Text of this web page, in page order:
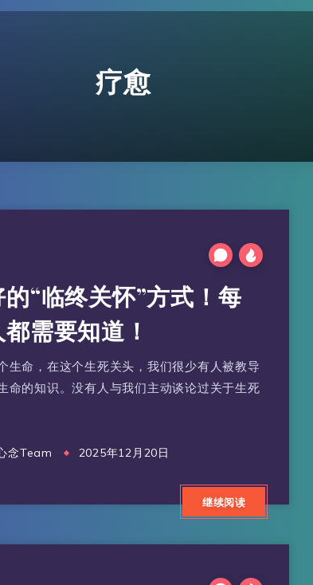
疗愈
“临终关怀”方式！每
需要知道！
生命，在这个生死关头，我们很少有人被教导
命的知识。没有人与我们主动谈论过关于生死
念Team 2025年12月20日
继续阅读